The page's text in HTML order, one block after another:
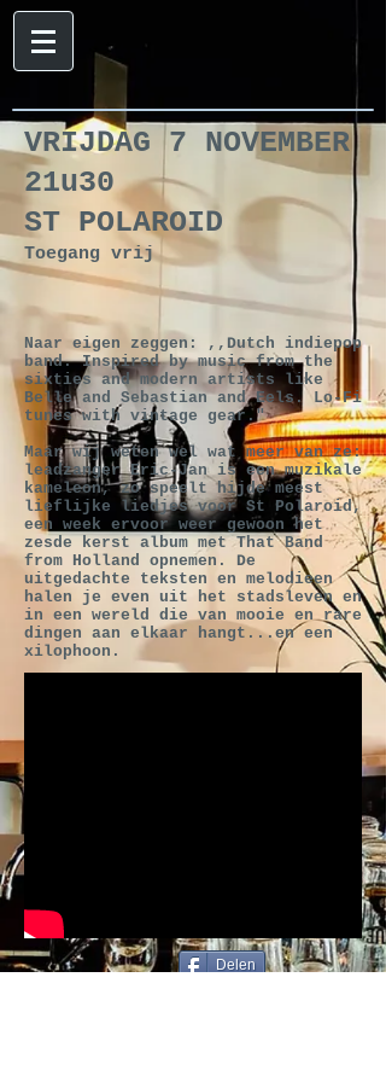
VRIJDAG 7 NOVEMBER
21u30
ST POLAROID
Toegang vrij
Naar eigen zeggen: ,,Dutch indiepop
band. Inspired by music from the
sixties and modern artists like
Belle and Sebastian and Eels. Lo-Fi
tunes with vintage gear."
Maar wij weten wel wat meer van ze:
leadzanger Eric-Jan is een muzikale
kameleon, zo speelt hijde meest
lieflijke liedjes voor St Polaroid,
een week ervoor weer gewoon het
zesde kerst album met That Band
from Holland opnemen. De
uitgedachte teksten en melodieen
halen je even uit het stadsleven en
in een wereld die van mooie en rare
dingen aan elkaar hangt...en een
xilophoon.
Delen